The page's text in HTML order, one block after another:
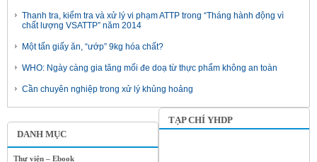
DANH MỤC
Thư viện – Ebook
Thanh tra, kiểm tra và xử lý vi phạm ATTP trong “Tháng hành động vì
chất lượng VSATTP” năm 2014
Một tấn giấy ăn, “ướp” 9kg hóa chất?
WHO: Ngày càng gia tăng mối đe doạ từ thực phẩm không an toàn
Cần chuyên nghiệp trong xử lý khủng hoảng
TẠP CHÍ YHDP